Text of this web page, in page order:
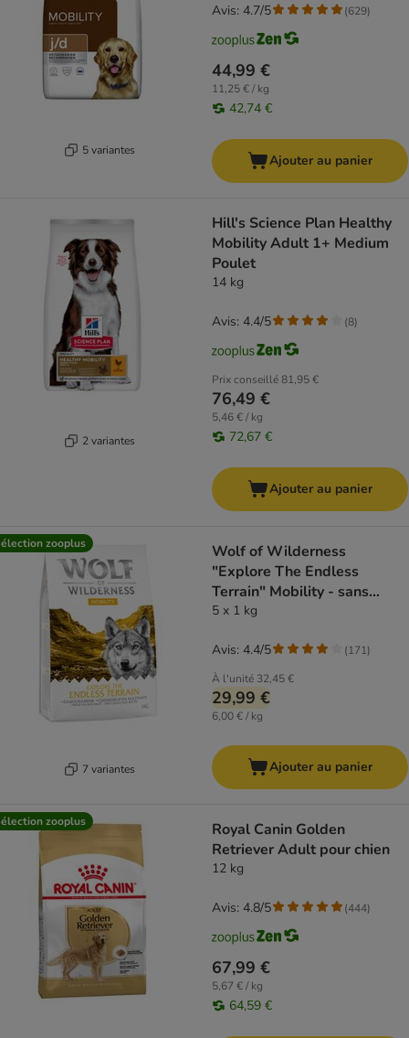
5 variantes
44,99 €
11,25 € / kg
42,74 €
Avis: 4.7/5 (629)
Ajouter au panier
2 variantes
Hill's Science Plan Healthy
Mobility Adult 1+ Medium
Poulet
14 kg
Prix conseillé81,95 €
76,49 €
5,46 € / kg
72,67 €
Avis: 4.4/5 (8)
Ajouter au panier
zooplus
7 variantes
Wolf of Wilderness
"Explore The Endless
Terrain" Mobility - sans
céréales
5 x 1 kg
À l'unité 32,45 €
29,99 €
6,00 € / kg
Avis: 4.4/5 (171)
Ajouter au panier
zooplus
Royal Canin Golden
Retriever Adult pour chien
12 kg
67,99 €
5,67 € / kg
64,59 €
Avis: 4.8/5 (444)